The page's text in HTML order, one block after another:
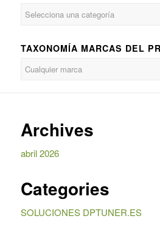
TAXONOMÍA MARCAS DEL
Archives
abril 2026
Categories
SOLUCIONES DPTUNER.ES